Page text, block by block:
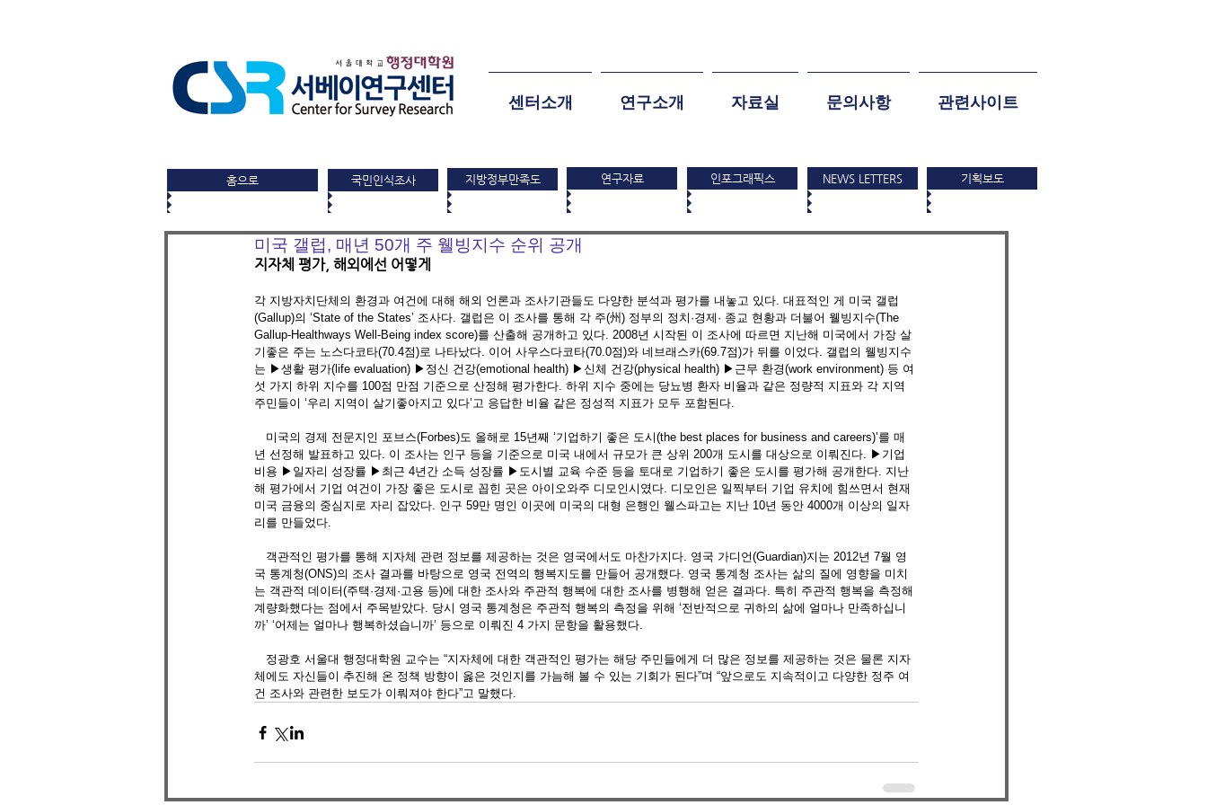
센터소개 연구소개 자료실 문의사항 관련사이트
홈으로 국민인식조사 지방정부만족도 연구자료 인포그래픽스 NEWS LETTERS 기획보도
미국 갤럽, 매년 50개 주 웰빙지수 순위 공개
지자체 평가, 해외에선 어떻게
각 지방자치단체의 환경과 여건에 대해 해외 언론과 조사기관들도 다양한 분석과 평가를 내놓고 있다. 대표적인 게 미국 갤럽
(Gallup)의 ‘State of the States’ 조사다. 갤럽은 이 조사를 통해 각 주(州) 정부의 정치·경제· 종교 현황과 더불어 웰빙지수(The
Gallup-Healthways Well-Being index score)를 산출해 공개하고 있다. 2008년 시작된 이 조사에 따르면 지난해 미국에서 가장 살
기좋은 주는 노스다코타(70.4점)로 나타났다. 이어 사우스다코타(70.0점)와 네브래스카(69.7점)가 뒤를 이었다. 갤럽의 웰빙지수
는 ▶생활 평가(life evaluation) ▶정신 건강(emotional health) ▶신체 건강(physical health) ▶근무 환경(work environment) 등 여
섯 가지 하위 지수를 100점 만점 기준으로 산정해 평가한다. 하위 지수 중에는 당뇨병 환자 비율과 같은 정량적 지표와 각 지역
주민들이 ‘우리 지역이 살기좋아지고 있다’고 응답한 비율 같은 정성적 지표가 모두 포함된다.
미국의 경제 전문지인 포브스(Forbes)도 올해로 15년째 ‘기업하기 좋은 도시(the best places for business and careers)’를 매
년 선정해 발표하고 있다. 이 조사는 인구 등을 기준으로 미국 내에서 규모가 큰 상위 200개 도시를 대상으로 이뤄진다. ▶기업
비용 ▶일자리 성장률 ▶최근 4년간 소득 성장률 ▶도시별 교육 수준 등을 토대로 기업하기 좋은 도시를 평가해 공개한다. 지난
해 평가에서 기업 여건이 가장 좋은 도시로 꼽힌 곳은 아이오와주 디모인시였다. 디모인은 일찍부터 기업 유치에 힘쓰면서 현재
미국 금융의 중심지로 자리 잡았다. 인구 59만 명인 이곳에 미국의 대형 은행인 웰스파고는 지난 10년 동안 4000개 이상의 일자
리를 만들었다.
객관적인 평가를 통해 지자체 관련 정보를 제공하는 것은 영국에서도 마찬가지다. 영국 가디언(Guardian)지는 2012년 7월 영
국 통계청(ONS)의 조사 결과를 바탕으로 영국 전역의 행복지도를 만들어 공개했다. 영국 통계청 조사는 삶의 질에 영향을 미치
는 객관적 데이터(주택·경제·고용 등)에 대한 조사와 주관적 행복에 대한 조사를 병행해 얻은 결과다. 특히 주관적 행복을 측정해
계량화했다는 점에서 주목받았다. 당시 영국 통계청은 주관적 행복의 측정을 위해 ‘전반적으로 귀하의 삶에 얼마나 만족하십니
까’ ‘어제는 얼마나 행복하셨습니까’ 등으로 이뤄진 4 가지 문항을 활용했다.
정광호 서울대 행정대학원 교수는 “지자체에 대한 객관적인 평가는 해당 주민들에게 더 많은 정보를 제공하는 것은 물론 지자
체에도 자신들이 추진해 온 정책 방향이 옳은 것인지를 가늠해 볼 수 있는 기회가 된다”며 “앞으로도 지속적이고 다양한 정주 여
건 조사와 관련한 보도가 이뤄져야 한다”고 말했다.